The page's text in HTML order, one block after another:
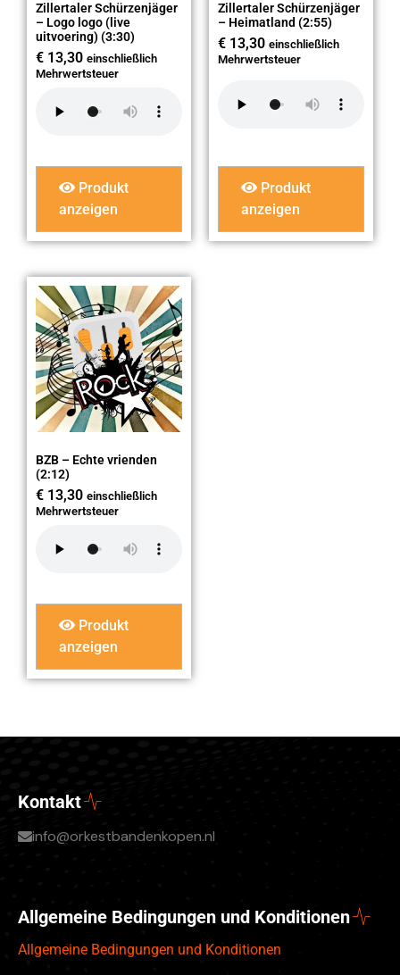
Zillertaler Schürzenjäger
– Logo logo (live
uitvoering) (3:30)
€ 13,30 einschließlich
Mehrwertsteuer
Produkt
anzeigen
Zillertaler Schürzenjäger
– Heimatland (2:55)
€ 13,30 einschließlich
Mehrwertsteuer
Produkt
anzeigen
BZB – Echte vrienden
(2:12)
€ 13,30 einschließlich
Mehrwertsteuer
Produkt
anzeigen
Kontakt
info@orkestbandenkopen.nl
Allgemeine Bedingungen und Konditionen
Allgemeine Bedingungen und Konditionen